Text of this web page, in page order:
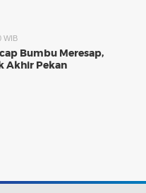
WIB
Bumbu Meresap,
Akhir Pekan